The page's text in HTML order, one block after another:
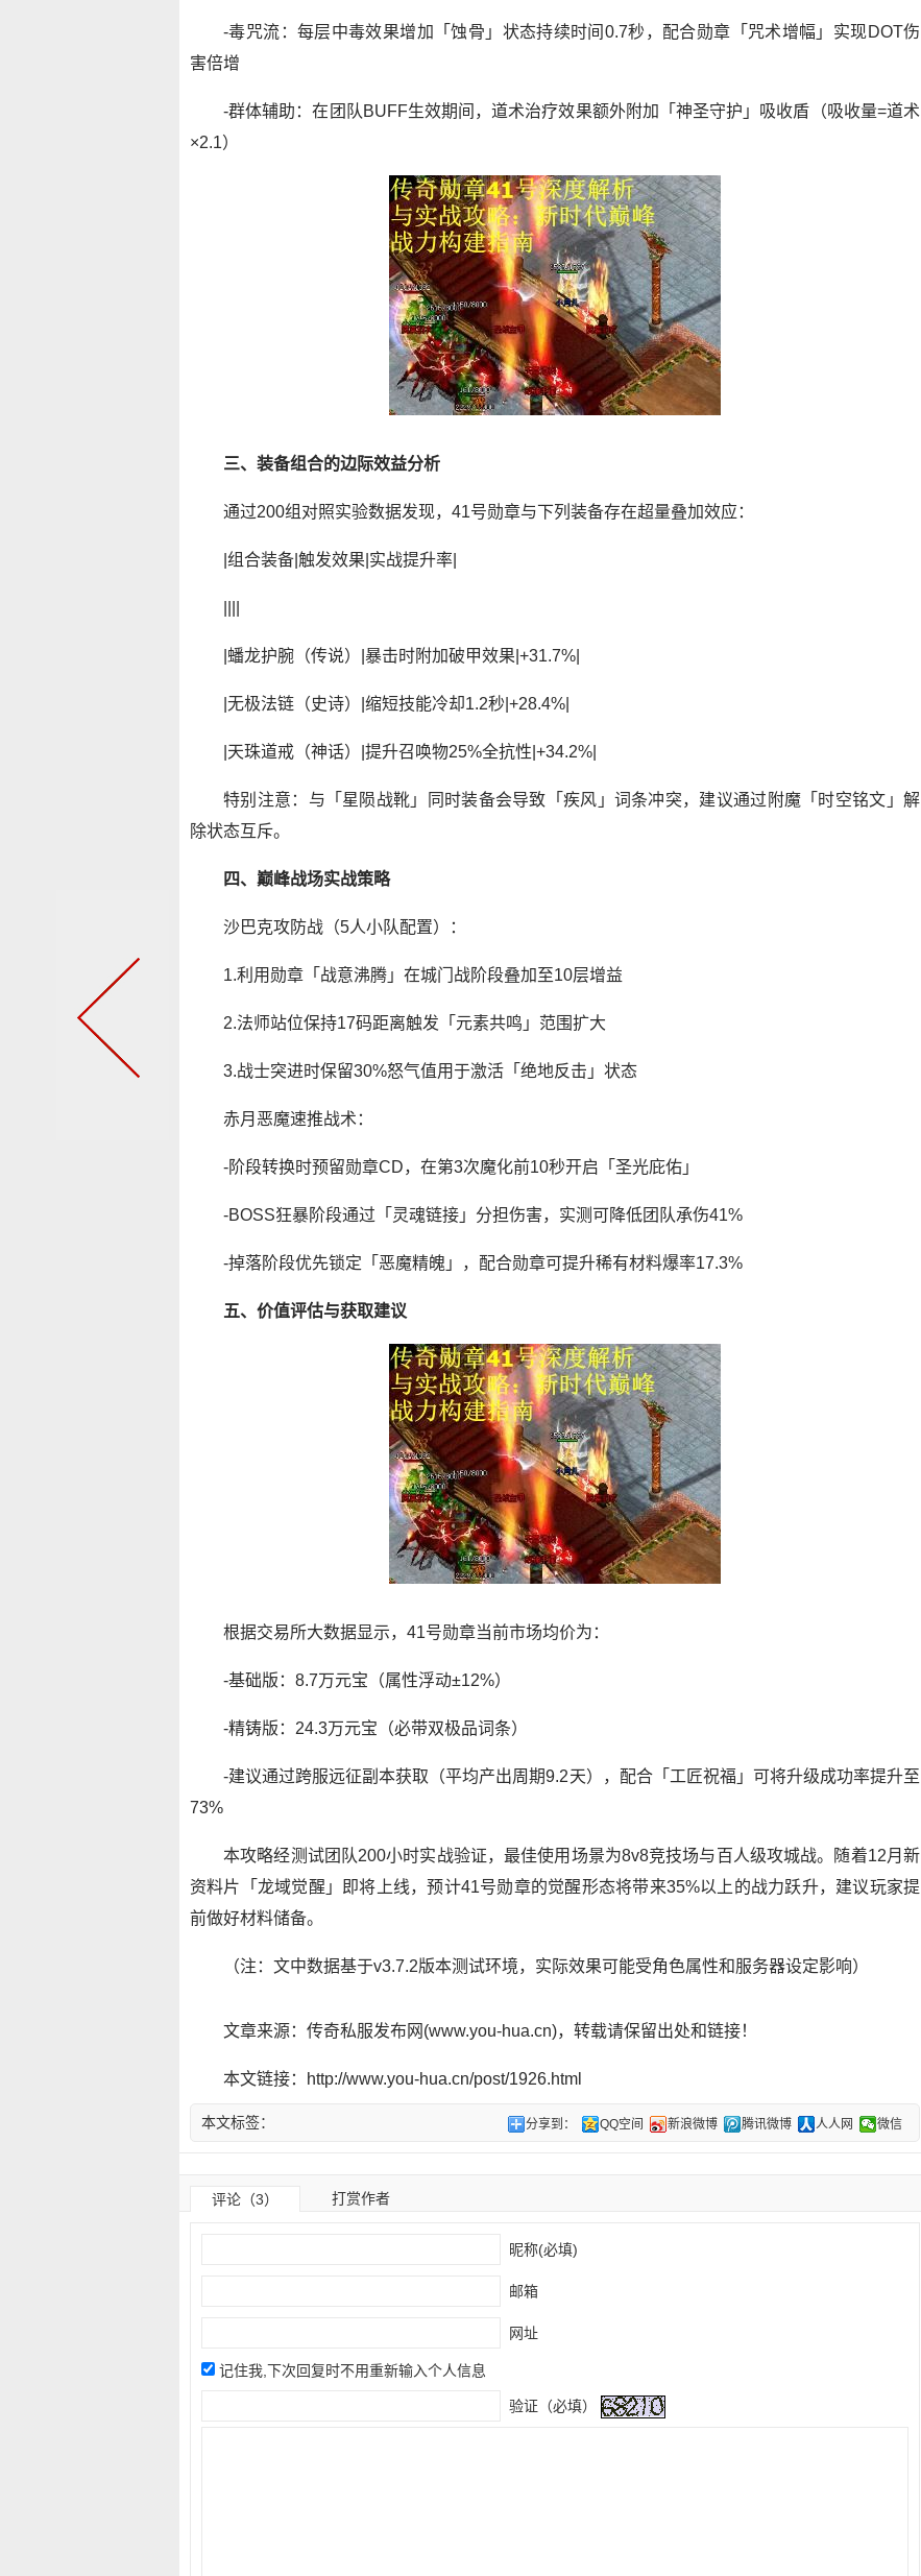
-毒咒流：每层中毒效果增加「蚀骨」状态持续时间0.7秒，配合勋章「咒术增幅」实现DOT伤
害倍增
-群体辅助：在团队BUFF生效期间，道术治疗效果额外附加「神圣守护」吸收盾（吸收量=道术
×2.1）
三、装备组合的边际效益分析
通过200组对照实验数据发现，41号勋章与下列装备存在超量叠加效应：
|组合装备|触发效果|实战提升率|
|蟠龙护腕（传说）|暴击时附加破甲效果|+31.7%|
|无极法链（史诗）|缩短技能冷却1.2秒|+28.4%|
|天珠道戒（神话）|提升召唤物25%全抗性|+34.2%|
特别注意：与「星陨战靴」同时装备会导致「疾风」词条冲突，建议通过附魔「时空铭文」解
除状态互斥。
四、巅峰战场实战策略
沙巴克攻防战（5人小队配置）：
1.利用勋章「战意沸腾」在城门战阶段叠加至10层增益
2.法师站位保持17码距离触发「元素共鸣」范围扩大
3.战士突进时保留30%怒气值用于激活「绝地反击」状态
赤月恶魔速推战术：
-阶段转换时预留勋章CD，在第3次魔化前10秒开启「圣光庇佑」
-BOSS狂暴阶段通过「灵魂链接」分担伤害，实测可降低团队承伤41%
-掉落阶段优先锁定「恶魔精魄」，配合勋章可提升稀有材料爆率17.3%
五、价值评估与获取建议
根据交易所大数据显示，41号勋章当前市场均价为：
-基础版：8.7万元宝（属性浮动±12%）
-精铸版：24.3万元宝（必带双极品词条）
-建议通过跨服远征副本获取（平均产出周期9.2天），配合「工匠祝福」可将升级成功率提升至
73%
本攻略经测试团队200小时实战验证，最佳使用场景为8v8竞技场与百人级攻城战。随着12月新
资料片「龙域觉醒」即将上线，预计41号勋章的觉醒形态将带来35%以上的战力跃升，建议玩家提
前做好材料储备。
（注：文中数据基于v3.7.2版本测试环境，实际效果可能受角色属性和服务器设定影响）
文章来源：传奇私服发布网(www.you-hua.cn)，转载请保留出处和链接！
本文链接：http://www.you-hua.cn/post/1926.html
分享到： QQ空间 新浪微博 腾讯微博 人人网 微信
本文标签：
评论（3） 打赏作者
昵称(必填)
邮箱
网址
记住我,下次回复时不用重新输入个人信息
验证（必填）